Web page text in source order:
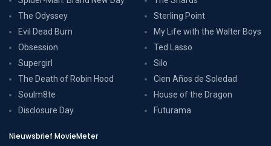
The Odyssey
Evil Dead Burn
Obsession
Supergirl
The Death of Robin Hood
Soulm8te
Disclosure Day
Sterling Point
My Life with the Walter Boys
Ted Lasso
Silo
Cien Años de Soledad
House of the Dragon
Futurama
Nieuwsbrief MovieMeter